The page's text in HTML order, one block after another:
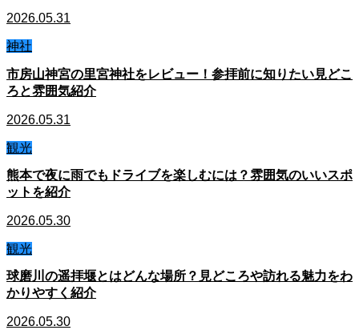
2026.05.31
神社
市房山神宮の里宮神社をレビュー！参拝前に知りたい見どこ
ろと雰囲気紹介
2026.05.31
観光
熊本で夜に雨でもドライブを楽しむには？雰囲気のいいスポ
ットを紹介
2026.05.30
観光
球磨川の遥拝堰とはどんな場所？見どころや訪れる魅力をわ
かりやすく紹介
2026.05.30